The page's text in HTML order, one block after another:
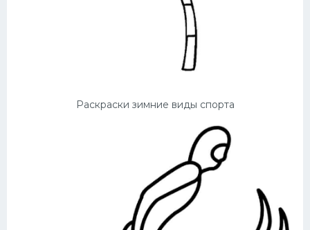
Раскраски зимние виды спорта